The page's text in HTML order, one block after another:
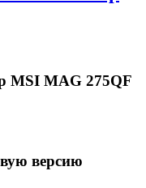
MSI MAG 275QF
версию